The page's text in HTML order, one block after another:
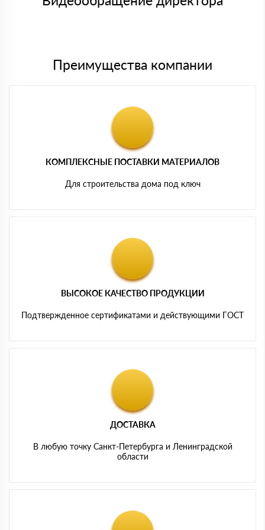
Преимущества компании
КОМПЛЕКСНЫЕ ПОСТАВКИ МАТЕРИАЛОВ
Для строительства дома под ключ
ВЫСОКОЕ КАЧЕСТВО ПРОДУКЦИИ
Подтвержденное сертификатами и действующими ГОСТ
ДОСТАВКА
В любую точку Санкт-Петербурга и Ленинградской
области